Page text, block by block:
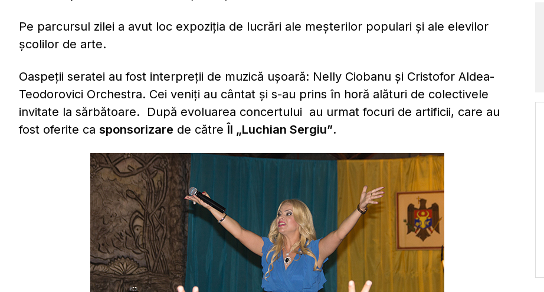
Pe parcursul zilei a avut loc expoziția de lucrări ale meșterilor populari și ale elevilor
școlilor de arte.
Oaspeții seratei au fost interpreții de muzică ușoară: Nelly Ciobanu și Cristofor Aldea-
Teodorovici Orchestra. Cei veniţi au cântat şi s-au prins în horă alături de colectivele
invitate la sărbătoare. După evoluarea concertului au urmat focuri de artificii, care au
fost oferite ca sponsorizare de către ÎI „Luchian Sergiu”.